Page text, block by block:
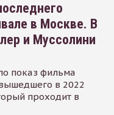
в Москве. В
и Муссолини
показ фильма
в 2022
проходит в